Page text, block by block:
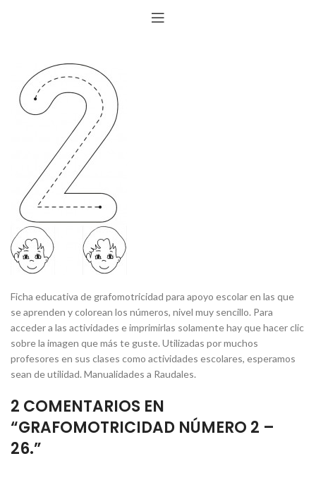
Ficha educativa de grafomotricidad para apoyo escolar en las que
se aprenden y colorean los números, nivel muy sencillo. Para
acceder a las actividades e imprimirlas solamente hay que hacer clic
sobre la imagen que más te guste. Utilizadas por muchos
profesores en sus clases como actividades escolares, esperamos
sean de utilidad. Manualidades a Raudales.
2 COMENTARIOS EN
“GRAFOMOTRICIDAD NÚMERO 2 –
26.”